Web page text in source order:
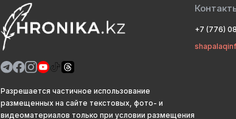
Разрешается частичное использование
размещенных на сайте текстовых, фото- и
видеоматериалов только при условии размещения
+7 (776)